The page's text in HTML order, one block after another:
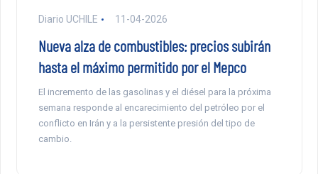
Diario UCHILE 11-04-2026
Nueva alza de combustibles: precios subirán
hasta el máximo permitido por el Mepco
El incremento de las gasolinas y el diésel para la próxima
semana responde al encarecimiento del petróleo por el
conflicto en Irán y a la persistente presión del tipo de
cambio.